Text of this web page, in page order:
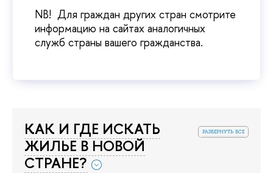
NB! Для граждан других стран смотрите
информацию на сайтах аналогичных
служб страны вашего гражданства.
развернуть все
КАК И ГДЕ ИСКАТЬ
ЖИЛЬЕ В НОВОЙ
СТРАНЕ?